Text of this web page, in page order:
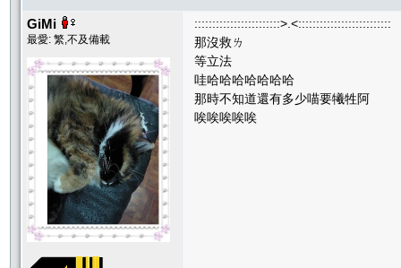
GiMi
最愛: 繁,不及備載
::::::::::::::::::::::::>.<::::::::::::::::::::::::::
那沒救ㄌ
等立法
哇哈哈哈哈哈哈哈
那時不知道還有多少喵要犧牲阿
唉唉唉唉唉